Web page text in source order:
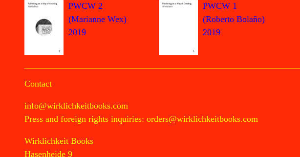
PWCW 2
(Marianne Wex)
2019
PWCW 1
(Roberto Bolaño)
2019
Contact
info@wirklichkeitbooks.com
Press and foreign rights inquiries: orders@wirklichkeitbooks.com
Wirklichkeit Books
Hasenheide 9